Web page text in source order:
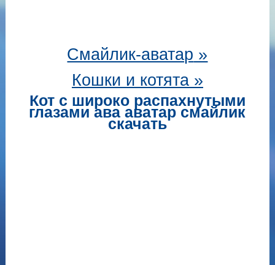
Смайлик-аватар »
Кошки и котята »
Кот с широко распахнутыми
глазами ава аватар смайлик
скачать